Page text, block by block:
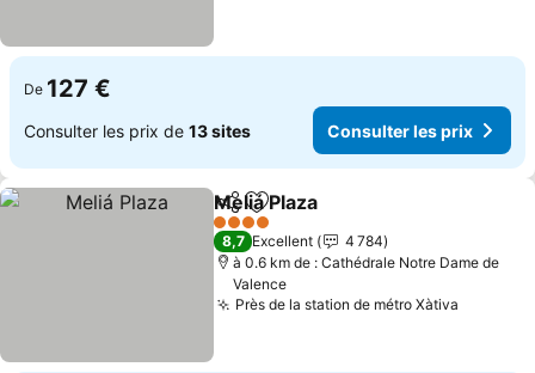
De 127 €
Consulter les prix de 13 sites Consulter les prix
PartagerAjouter à mes favoris
Meliá Plaza
4 Étoiles
8,7 Excellent
4 784
à 0.6 km de : Cathédrale Notre Dame de
Valence
Près de la station de métro Xàtiva